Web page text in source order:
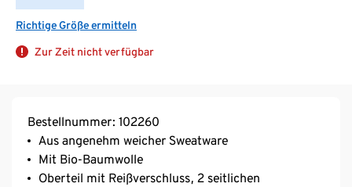
Richtige Größe ermitteln
Zur Zeit nicht verfügbar
Bestellnummer: 102260
Aus angenehm weicher Sweatware
Mit Bio-Baumwolle
Oberteil mit Reißverschluss, 2 seitlichen